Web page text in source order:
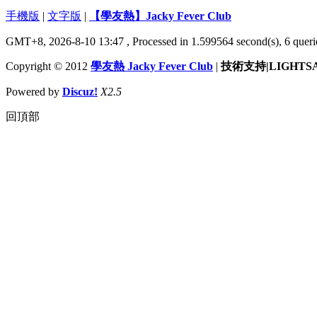
手機版 | 文字版 | 【學友熱】Jacky Fever Club
GMT+8, 2026-8-10 13:47 , Processed in 1.599564 second(s), 6
Copyright © 2012 學友熱 Jacky Fever Club | 技術支持
Powered by Discuz! X2.5
回頂部